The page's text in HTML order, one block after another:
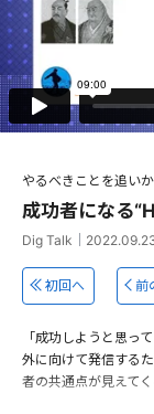
やるべきことを追い
成功者になる
Dig Talk
初回へ 前
「成功しようと思っ
外に向けて発信する
者の共通点が見えてく